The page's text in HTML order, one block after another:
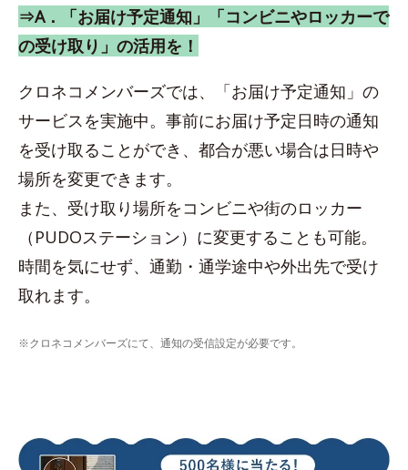
⇒A．「お届け予定通知」「コンビニやロッカーで
の受け取り」の活用を！
クロネコメンバーズでは、「お届け予定通知」の
サービスを実施中。事前にお届け予定日時の通知
を受け取ることができ、都合が悪い場合は日時や
場所を変更できます。
また、受け取り場所をコンビニや街のロッカー
（PUDOステーション）に変更することも可能。
時間を気にせず、通勤・通学途中や外出先で受け
取れます。
※クロネコメンバーズにて、通知の受信設定が必要です。